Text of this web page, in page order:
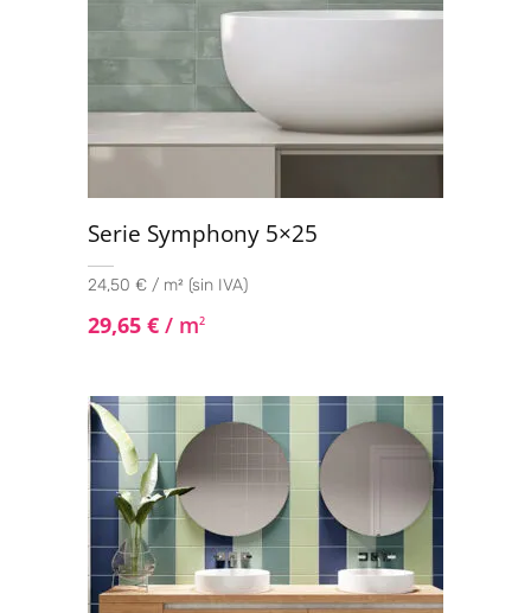
Serie Symphony 5×25
24,50 € / m² (sin IVA)
29,65 € / m2